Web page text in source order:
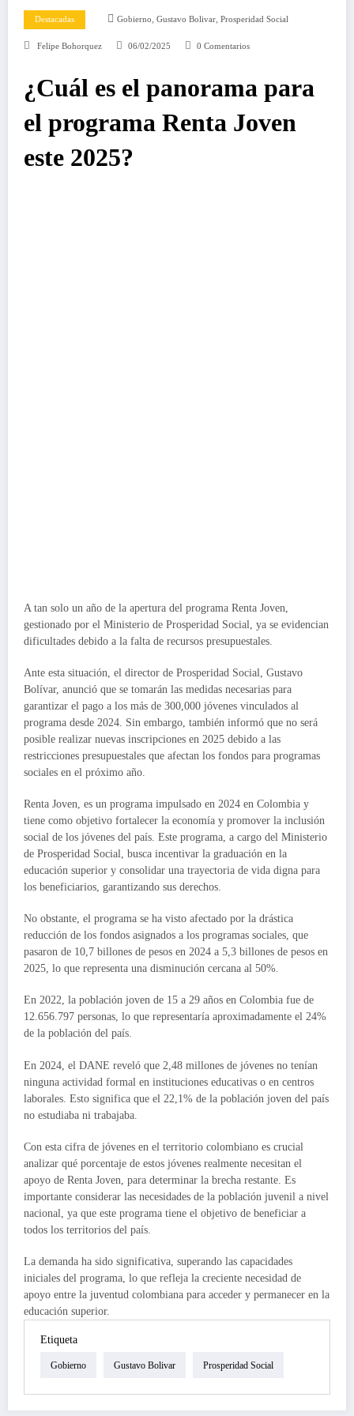
Destacadas Gobierno Gustavo Bolivar, Prosperidad Social
Felipe Bohorquez 06/02/2025 0 Comentarios
¿Cuál es el panorama para
el programa Renta Joven
este 2025?
A tan solo un año de la apertura del programa Renta Joven,
gestionado por el Ministerio de Prosperidad Social, ya se evidencian
dificultades debido a la falta de recursos presupuestales.
Ante esta situación, el director de Prosperidad Social, Gustavo
Bolívar, anunció que se tomarán las medidas necesarias para
garantizar el pago a los más de 300,000 jóvenes vinculados al
programa desde 2024. Sin embargo, también informó que no será
posible realizar nuevas inscripciones en 2025 debido a las
restricciones presupuestales que afectan los fondos para programas
sociales en el próximo año.
Renta Joven, es un programa impulsado en 2024 en Colombia y
tiene como objetivo fortalecer la economía y promover la inclusión
social de los jóvenes del país. Este programa, a cargo del Ministerio
de Prosperidad Social, busca incentivar la graduación en la
educación superior y consolidar una trayectoria de vida digna para
los beneficiarios, garantizando sus derechos.
No obstante, el programa se ha visto afectado por la drástica
reducción de los fondos asignados a los programas sociales, que
pasaron de 10,7 billones de pesos en 2024 a 5,3 billones de pesos en
2025, lo que representa una disminución cercana al 50%.
En 2022, la población joven de 15 a 29 años en Colombia fue de
12.656.797 personas, lo que representaría aproximadamente el 24%
de la población del país.
En 2024, el DANE reveló que 2,48 millones de jóvenes no tenían
ninguna actividad formal en instituciones educativas o en centros
laborales. Esto significa que el 22,1% de la población joven del país
no estudiaba ni trabajaba.
Con esta cifra de jóvenes en el territorio colombiano es crucial
analizar qué porcentaje de estos jóvenes realmente necesitan el
apoyo de Renta Joven, para determinar la brecha restante. Es
importante considerar las necesidades de la población juvenil a nivel
nacional, ya que este programa tiene el objetivo de beneficiar a
todos los territorios del país.
La demanda ha sido significativa, superando las capacidades
iniciales del programa, lo que refleja la creciente necesidad de
apoyo entre la juventud colombiana para acceder y permanecer en la
educación superior.
Etiqueta
Gobierno Gustavo Bolivar Prosperidad Social